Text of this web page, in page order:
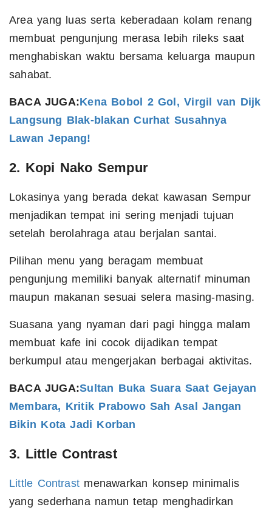
Area yang luas serta keberadaan kolam renang
membuat pengunjung merasa lebih rileks saat
menghabiskan waktu bersama keluarga maupun
sahabat.
BACA JUGA:Kena Bobol 2 Gol, Virgil van Dijk
Langsung Blak-blakan Curhat Susahnya
Lawan Jepang!
2. Kopi Nako Sempur
Lokasinya yang berada dekat kawasan Sempur
menjadikan tempat ini sering menjadi tujuan
setelah berolahraga atau berjalan santai.
Pilihan menu yang beragam membuat
pengunjung memiliki banyak alternatif minuman
maupun makanan sesuai selera masing-masing.
Suasana yang nyaman dari pagi hingga malam
membuat kafe ini cocok dijadikan tempat
berkumpul atau mengerjakan berbagai aktivitas.
BACA JUGA:Sultan Buka Suara Saat Gejayan
Membara, Kritik Prabowo Sah Asal Jangan
Bikin Kota Jadi Korban
3. Little Contrast
Little Contrast menawarkan konsep minimalis
yang sederhana namun tetap menghadirkan